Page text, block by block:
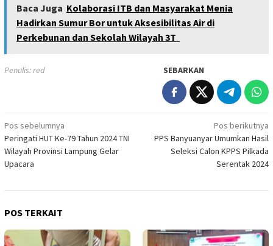
Baca Juga Kolaborasi ITB dan Masyarakat Menia
Hadirkan Sumur Bor untuk Aksesibilitas Air di
Perkebunan dan Sekolah Wilayah 3T
Penulis: red SEBARKAN
Navigasi
pos
Pos sebelumnya
Peringati HUT Ke-79 Tahun 2024 TNI
Wilayah Provinsi Lampung Gelar
Upacara
Pos berikutnya
PPS Banyuanyar Umumkan Hasil
Seleksi Calon KPPS Pilkada
Serentak 2024
POS TERKAIT